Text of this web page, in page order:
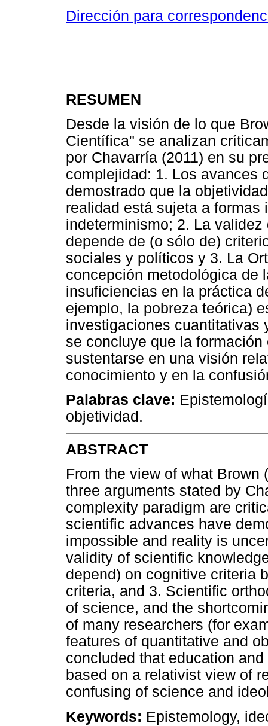
Dirección para
RESUMEN
Desde la visión de lo que
Científica" se analizan
por Chavarría (2011) en su
complejidad: 1. Los avances
demostrado que la
realidad está sujeta a formas
indeterminismo; 2. La
depende de (o sólo de)
sociales y políticos y 3. La
concepción metodológica de
insuficiencias en la práctica
ejemplo, la pobreza teórica)
investigaciones cuantitativas
se concluye que la
sustentarse en una visión
conocimiento y en la
Palabras clave:
objetividad.
ABSTRACT
From the view of what
three arguments stated by
complexity paradigm are
scientific advances have
impossible and reality is
validity of scientific
depend) on cognitive criteria
criteria, and 3. Scientific
of science, and the
of many researchers (for
features of quantitative and
concluded that education
based on a relativist view of
confusing of science and
Keywords: Epistemology,